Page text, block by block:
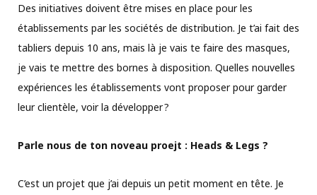
Des initiatives doivent être mises en place pour les
établissements par les sociétés de distribution. Je t’ai fait des
tabliers depuis 10 ans, mais là je vais te faire des masques,
je vais te mettre des bornes à disposition. Quelles nouvelles
expériences les établissements vont proposer pour garder
leur clientèle, voir la développer ?
Parle nous de ton noveau proejt : Heads & Legs ?
C’est un projet que j’ai depuis un petit moment en tête. Je